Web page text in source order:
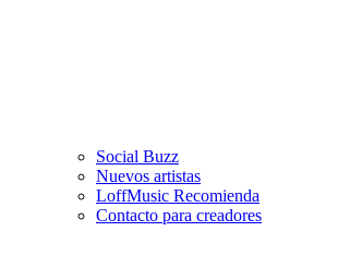
Social Buzz
Nuevos artistas
LoffMusic Recomienda
Contacto para creadores